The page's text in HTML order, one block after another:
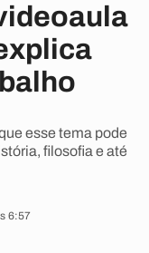
esse tema pode
filosofia e até
6:57